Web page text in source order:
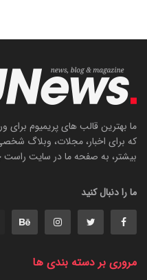
ما بهترین قالب های پریمیوم برای
که برای اخبار، مجلات، وبلاگ
بیشتر، به صفحه ما در سایت راست
ما را دنبال کنید
مروری بر دسته بندی ها